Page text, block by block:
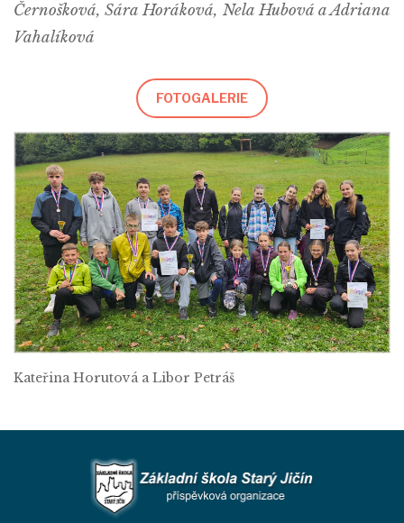
Černošková, Sára Horáková, Nela Hubová a Adriana
Vahalíková
FOTOGALERIE
Kateřina Horutová a Libor Petráš